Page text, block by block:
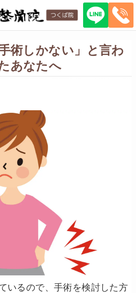
術しかない」と言わ
あなたへ
いるので、手術を検討した方